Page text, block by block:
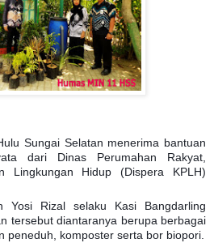
Sungai Selatan menerima bantuan
dari Dinas Perumahan Rakyat,
Lingkungan Hidup (Dispera KPLH)
Yosi Rizal selaku Kasi Bangdarling
tersebut diantaranya berupa berbagai
peneduh, komposter serta bor biopori.